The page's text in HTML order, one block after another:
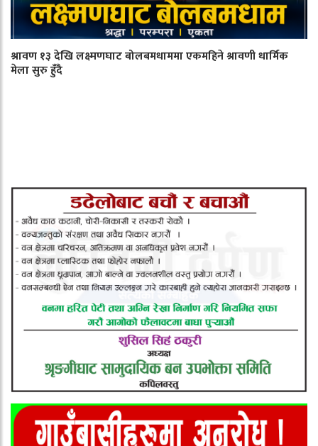
श्रावण १३ देखि लक्ष्मणघाट बोलबमधाममा एकमहिने श्रावणी धार्मिक
मेला सुरु हुँदै